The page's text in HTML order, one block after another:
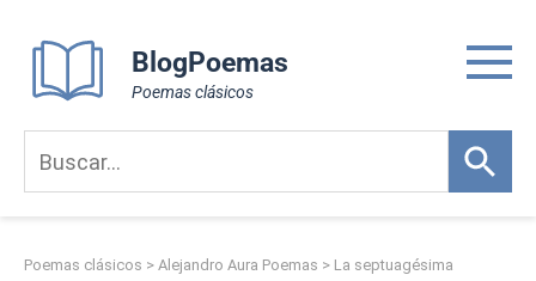
content
BlogPoemas
Poemas clásicos
Poemas clásicos > Alejandro Aura Poemas > La septuagésima